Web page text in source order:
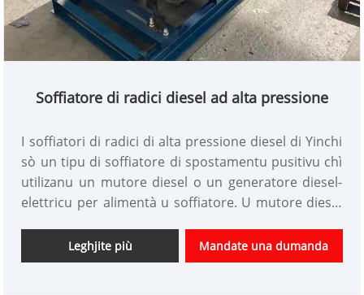
Soffiatore di radici diesel ad alta pressione
I soffiatori di radici di alta pressione diesel di Yinchi
sò un tipu di soffiatore di spostamentu pusitivu chì
utilizanu un mutore diesel o un generatore diesel-
elettricu per alimentà u soffiatore. U mutore diesel
facendu una scelta ideale per l'applicazioni d'alta
pressione induve l'affidabilità hè cruciale.
Leghjite più Mandate una dumanda